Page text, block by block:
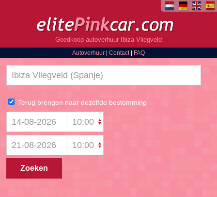
Goedkoop autoverhuur Ibiza Vliegveld
Autoverhuur
Contact| FAQ
Terug brengen naar dezelfde bestemming